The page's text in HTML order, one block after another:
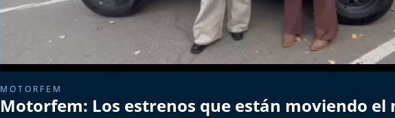
MOTORFEM
Motorfem: Los estrenos que están moviendo el